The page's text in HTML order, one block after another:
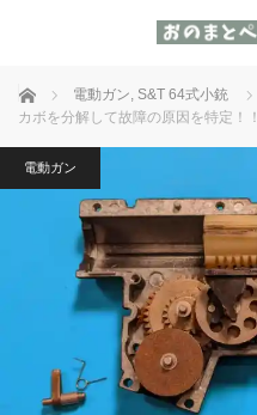
ホーム 電動ガン, S&T 64式小銃
カボを分解して故障の原因を特定！！
電動ガン